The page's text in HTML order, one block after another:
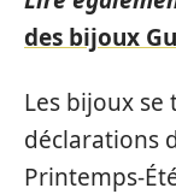
des bijoux
Les bijoux
déclarations
Printemps-